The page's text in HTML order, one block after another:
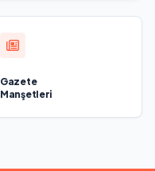
Gazete
Manşetleri